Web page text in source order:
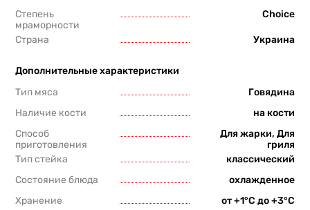
Степень
мраморности
Choice
Страна Украина
Дополнительные характеристики
Тип мяса
Говядина
Наличие кости
на кости
Способ
приготовления
Для жарки, Для
гриля
Тип стейка
классический
Состояние блюда
охлажденное
Хранение
от +1°С до +3°С